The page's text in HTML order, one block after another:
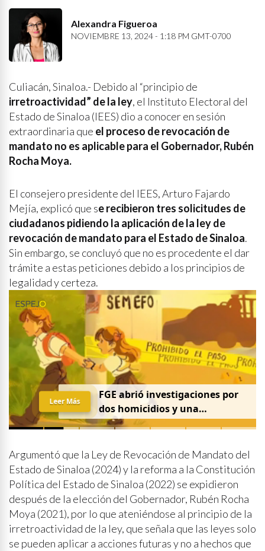
Alexandra Figueroa
NOVIEMBRE 13, 2024 - 1:18 PM GMT-0700
Culiacán, Sinaloa.- Debido al “principio de
irretroactividad” de la ley, el Instituto Electoral del
Estado de Sinaloa (IEES) dio a conocer en sesión
extraordinaria que el proceso de revocación de
mandato no es aplicable para el Gobernador, Rubén
Rocha Moya.
El consejero presidente del IEES, Arturo Fajardo
Mejía, explicó que se recibieron tres solicitudes de
ciudadanos pidiendo la aplicación de la ley de
revocación de mandato para el Estado de Sinaloa.
Sin embargo, se concluyó que no es procedente el dar
trámite a estas peticiones debido a los principios de
legalidad y certeza.
FGE abrió investigaciones por
dos homicidios y una
desaparición el 7 de agosto
Leer Más
Argumentó que la Ley de Revocación de Mandato del
Estado de Sinaloa (2024) y la reforma a la Constitución
Política del Estado de Sinaloa (2022) se expidieron
después de la elección del Gobernador, Rubén Rocha
Moya (2021), por lo que ateniéndose al principio de la
irretroactividad de la ley, que señala que las leyes solo
se pueden aplicar a acciones futuras y no a hechos que